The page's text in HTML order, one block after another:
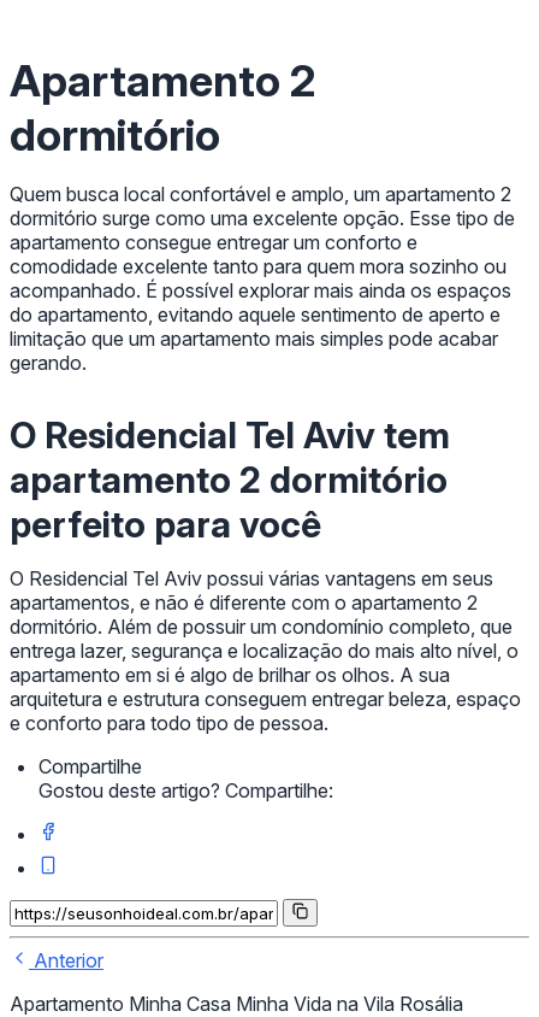
Apartamento 2
dormitório
Quem busca local confortável e amplo, um apartamento 2
dormitório surge como uma excelente opção. Esse tipo de
apartamento consegue entregar um conforto e
comodidade excelente tanto para quem mora sozinho ou
acompanhado. É possível explorar mais ainda os espaços
do apartamento, evitando aquele sentimento de aperto e
limitação que um apartamento mais simples pode acabar
gerando.
O Residencial Tel Aviv tem
apartamento 2 dormitório
perfeito para você
O Residencial Tel Aviv possui várias vantagens em seus
apartamentos, e não é diferente com o apartamento 2
dormitório. Além de possuir um condomínio completo, que
entrega lazer, segurança e localização do mais alto nível, o
apartamento em si é algo de brilhar os olhos. A sua
arquitetura e estrutura conseguem entregar beleza, espaço
e conforto para todo tipo de pessoa.
Compartilhe
Gostou deste artigo? Compartilhe:
Anterior
Apartamento Minha Casa Minha Vida na Vila Rosália